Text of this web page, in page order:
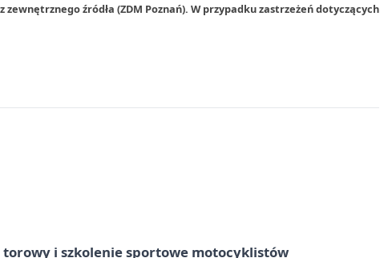
źródła (ZDM Poznań). W przypadku zastrzeżeń dotyczących
torowy i szkolenie sportowe motocyklistów